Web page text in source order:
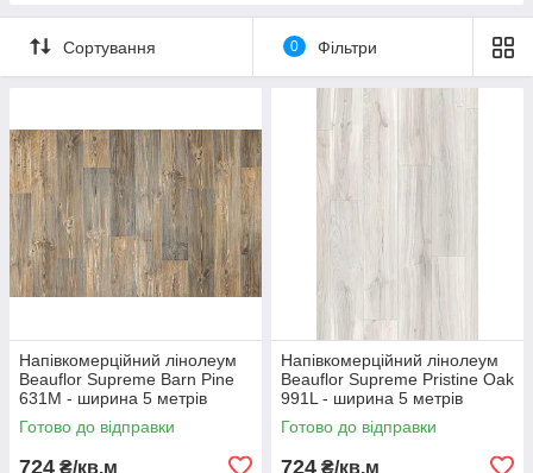
Сортування 0 Фільтри
Напівкомерційний лінолеум
Beauflor Supreme Barn Pine
631M - ширина 5 метрів
Готово до відправки
724 ₴/кв.м
Напівкомерційний лінолеум
Beauflor Supreme Pristine Oak
991L - ширина 5 метрів
Готово до відправки
724 ₴/кв.м